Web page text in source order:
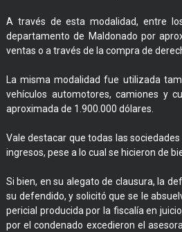
A través de esta modalidad, entre
departamento de Maldonado por
ventas o a través de la compra de
La misma modalidad fue utilizada
vehículos automotores, camiones y
aproximada de 1.900.000 dólares.
Vale destacar que todas las
ingresos, pese a lo cual se hicieron de
Si bien, en su alegato de clausura, la
su defendido, y solicitó que se le
pericial producida por la fiscalía en
por el condenado excedieron el